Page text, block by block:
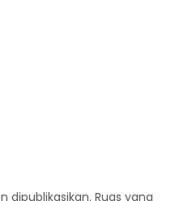
dipublikasikan. Ruas yang